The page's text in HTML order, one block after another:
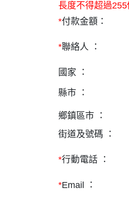
長度不得超過
*付款金額：
*聯絡人 ：
國家 ：
縣市 ：
鄉鎮區市 ：
街道及號碼 ：
*行動電話 ：
*Email ：